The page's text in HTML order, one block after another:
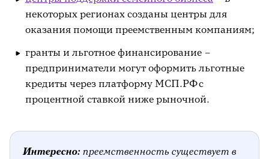
некоторых регионах созданы центры для
оказания помощи преемственным компаниям;
гранты и льготное финансирование –
предприниматели могут оформить льготные
кредиты через платформу МСП.РФ с
процентной ставкой ниже рыночной.
Интересно: преемственность существует в